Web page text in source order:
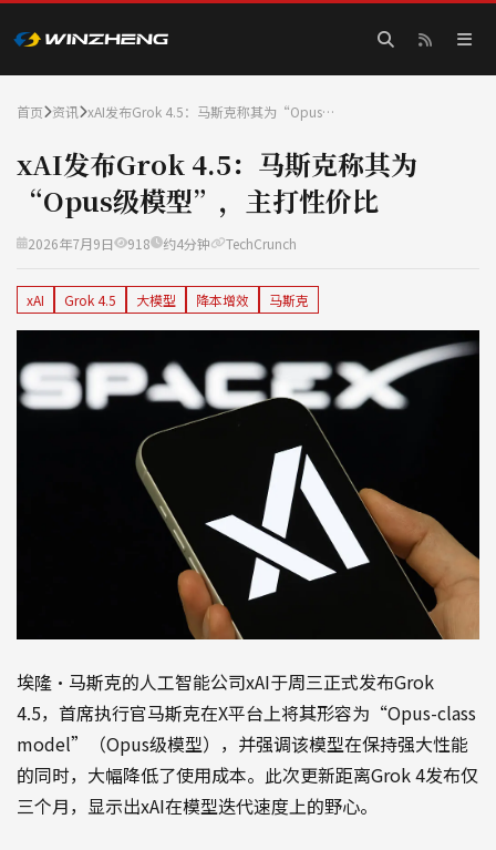
首页 资讯 xAI发布Grok 4.5：马斯克称其为“Opus…
xAI发布Grok 4.5：马斯克称其为
“Opus级模型”，主打性价比
2026年7月9日 918 约4分钟 TechCrunch
xAI Grok 4.5 大模型 降本增效 马斯克
埃隆·马斯克的人工智能公司xAI于周三正式发布Grok
4.5，首席执行官马斯克在X平台上将其形容为“Opus-class
model”（Opus级模型），并强调该模型在保持强大性能
的同时，大幅降低了使用成本。此次更新距离Grok 4发布仅
三个月，显示出xAI在模型迭代速度上的野心。